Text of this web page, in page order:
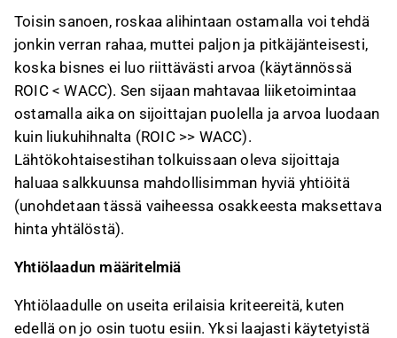
Toisin sanoen, roskaa alihintaan ostamalla voi tehdä
jonkin verran rahaa, muttei paljon ja pitkäjänteisesti,
koska bisnes ei luo riittävästi arvoa (käytännössä
ROIC < WACC). Sen sijaan mahtavaa liiketoimintaa
ostamalla aika on sijoittajan puolella ja arvoa luodaan
kuin liukuhihnalta (ROIC >> WACC).
Lähtökohtaisestihan tolkuissaan oleva sijoittaja
haluaa salkkuunsa mahdollisimman hyviä yhtiöitä
(unohdetaan tässä vaiheessa osakkeesta maksettava
hinta yhtälöstä).
Yhtiölaadun määritelmiä
Yhtiölaadulle on useita erilaisia kriteereitä, kuten
edellä on jo osin tuotu esiin. Yksi laajasti käytetyistä